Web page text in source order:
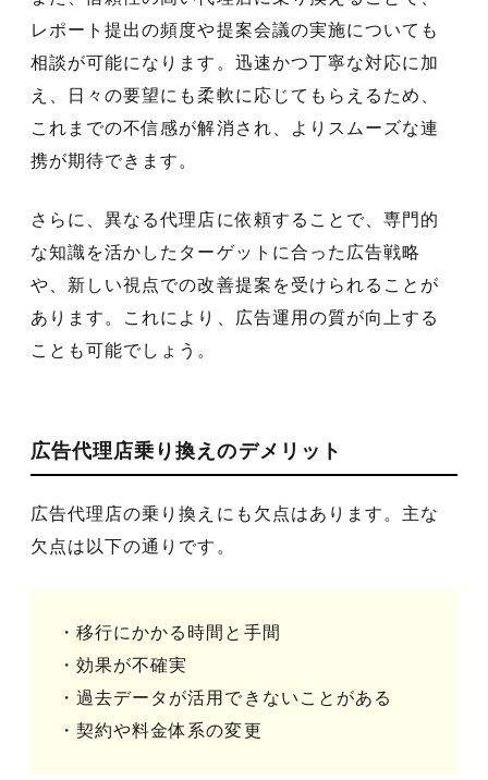
レポート提出の頻度や提案会議の実施についても
相談が可能になります。迅速かつ丁寧な対応に加
え、日々の要望にも柔軟に応じてもらえるため、
これまでの不信感が解消され、よりスムーズな連
携が期待できます。
さらに、異なる代理店に依頼することで、専門的
な知識を活かしたターゲットに合った広告戦略
や、新しい視点での改善提案を受けられることが
あります。これにより、広告運用の質が向上する
ことも可能でしょう。
広告代理店乗り換えのデメリット
広告代理店の乗り換えにも欠点はあります。主な
欠点は以下の通りです。
・移行にかかる時間と手間
・効果が不確実
・過去データが活用できないことがある
・契約や料金体系の変更